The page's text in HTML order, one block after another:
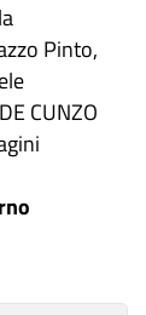
Pinto,
CUNZO